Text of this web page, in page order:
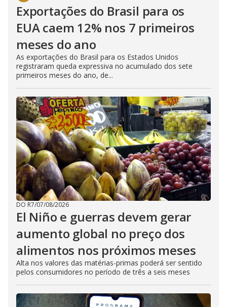
Exportações do Brasil para os
EUA caem 12% nos 7 primeiros
meses do ano
As exportações do Brasil para os Estados Unidos
registraram queda expressiva no acumulado dos sete
primeiros meses do ano, de...
DO R7/07/08/2026
El Niño e guerras devem gerar
aumento global no preço dos
alimentos nos próximos meses
Alta nos valores das matérias-primas poderá ser sentido
pelos consumidores no período de três a seis meses